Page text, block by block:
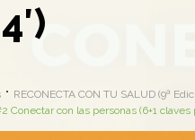
RECONECTA CON TU SALUD (9ª
Conectar con las personas (6+1 claves